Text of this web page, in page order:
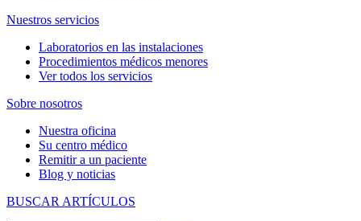
Nuestros servicios
Laboratorios en las instalaciones
Procedimientos médicos menores
Ver todos los servicios
Sobre nosotros
Nuestra oficina
Su centro médico
Remitir a un paciente
Blog y noticias
BUSCAR ARTÍCULOS